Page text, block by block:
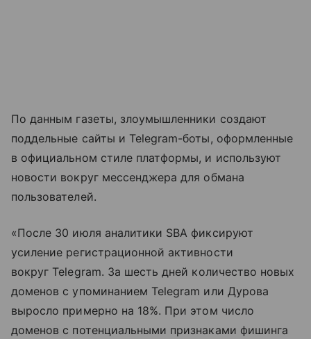
По данным газеты, злоумышленники создают
поддельные сайты и Telegram-боты, оформленные
в официальном стиле платформы, и используют
новости вокруг мессенджера для обмана
пользователей.
«После 30 июля аналитики SBA фиксируют
усиление регистрационной активности
вокруг Telegram. За шесть дней количество новых
доменов с упоминанием Telegram или Дурова
выросло примерно на 18%. При этом число
доменов с потенциальными признаками фишинга